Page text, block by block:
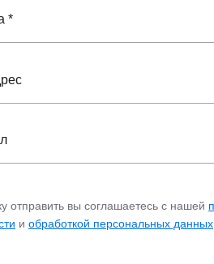
отправить вы соглашаетесь с нашей
и обработкой персональных данных